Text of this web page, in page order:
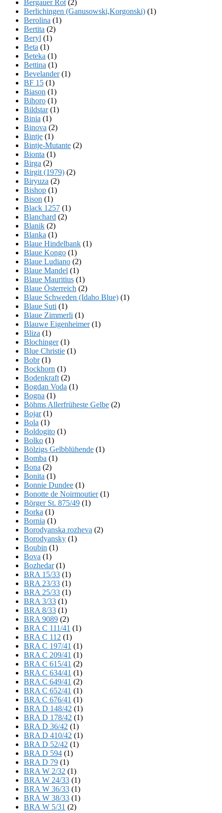
Bergauer Rot (2)
Berlichingen (Ganusowski,Korgonski) (1)
Berolina (1)
Bertita (2)
Beryl (1)
Beta (1)
Beteka (1)
Bettina (1)
Bevelander(1)
BF 15 (1)
Biason (1)
Bihoro (1)
Bildstar(1)
Binia (1)
Binova (2)
Bintje (1)
Bintje-Mutante (2)
Bionta (1)
Birga (2)
Birgit (1979) (2)
Biryuza (2)
Bishop (1)
Bison (1)
Black 1257 (1)
Blanchard (2)
Blanik (2)
Blanka (1)
Blaue Hindelbank (1)
Blaue Kongo (1)
Blaue Ludiano (2)
Blaue Mandel (1)
Blaue Mauritius (1)
Blaue Österreich (2)
Blaue Schweden (Idaho Blue) (1)
Blaue Suti (1)
Blaue Zimmerli (1)
Blauwe Eigenheimer(1)
Bliza (1)
Blochinger(1)
Blue Christie (1)
Bobr(1)
Bockhorn (1)
Bodenkraft (2)
Bogdan Voda (1)
Bogna (1)
Böhms Allerfrüheste Gelbe (2)
Bojar(1)
Bola (1)
Boldogito (1)
Bolko (1)
Bölzigs Gelbblühende (1)
Bomba (1)
Bona (2)
Bonita (1)
Bonnie Dundee (1)
Bonotte de Noirmoutier(1)
Börger St. 875/49 (1)
Borka (1)
Bornia (1)
Borodyanska rozheva (2)
Borodyansky (1)
Boubin (1)
Bova (1)
Bozhedar(1)
BRA 15/33 (1)
BRA 23/33 (1)
BRA 25/33 (1)
BRA 3/33 (1)
BRA 8/33 (1)
BRA 9089 (2)
BRA C 111/41 (1)
BRA C 112 (1)
BRA C 197/41 (1)
BRA C 209/41 (1)
BRA C 615/41 (2)
BRA C 634/41 (1)
BRA C 649/41 (2)
BRA C 652/41 (1)
BRA C 676/41 (1)
BRA D 148/42 (1)
BRA D 178/42 (1)
BRA D 36/42 (1)
BRA D 410/42 (1)
BRA D 52/42 (1)
BRA D 594 (1)
BRA D 79 (1)
BRA W 2/32 (1)
BRA W 24/33 (1)
BRA W 36/33 (1)
BRA W 38/33 (1)
BRA W 5/31 (2)